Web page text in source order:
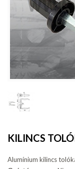
KILINCS
Alumínium kilincs